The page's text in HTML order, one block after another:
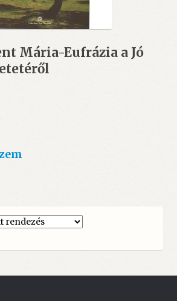
Mária-Eufrázia a Jó